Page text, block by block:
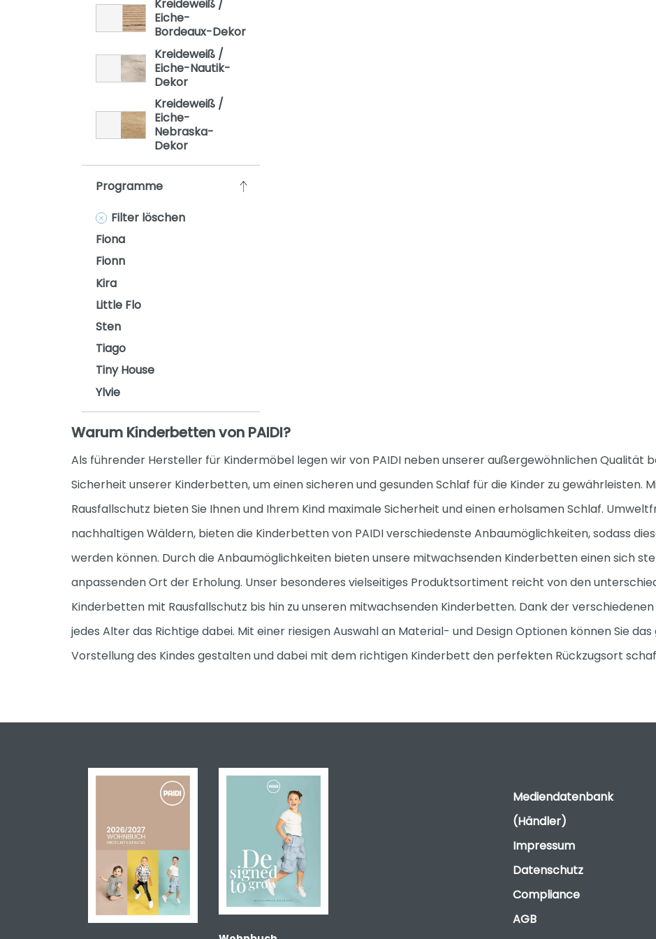
Remo
Stiene
Yolanda
Kreideweiß /
Eiche-
Bordeaux-Dekor
Kreideweiß /
Eiche-Nautik-
Dekor
Kreideweiß /
Eiche-
Nebraska-
Dekor
Programme
Filter löschen
Fiona
Fionn
Kira
Little Flo
Sten
Tiago
Tiny House
Ylvie
Warum Kinderbetten von PAIDI?
Als führender Hersteller für Kindermöbel legen wir von PAIDI neben unserer außergewöhnlichen Qualität
Sicherheit unserer Kinderbetten, um einen sicheren und gesunden Schlaf für die Kinder zu gewährleisten.
Rausfallschutz bieten Sie Ihnen und Ihrem Kind maximale Sicherheit und einen erholsamen Schlaf.
nachhaltigen Wäldern, bieten die Kinderbetten von PAIDI verschiedenste Anbaumöglichkeiten, sodass
werden können. Durch die Anbaumöglichkeiten bieten unsere mitwachsenden Kinderbetten einen sich
anpassenden Ort der Erholung. Unser besonderes vielseitiges Produktsortiment reicht von den
Kinderbetten mit Rausfallschutz bis hin zu unseren mitwachsenden Kinderbetten. Dank der
jedes Alter das Richtige dabei. Mit einer riesigen Auswahl an Material- und Design Optionen können Sie
Vorstellung des Kindes gestalten und dabei mit dem richtigen Kinderbett den perfekten Rückzugsort
Mediendatenbank
(Händler)
Impressum
Datenschutz
Compliance
AGB